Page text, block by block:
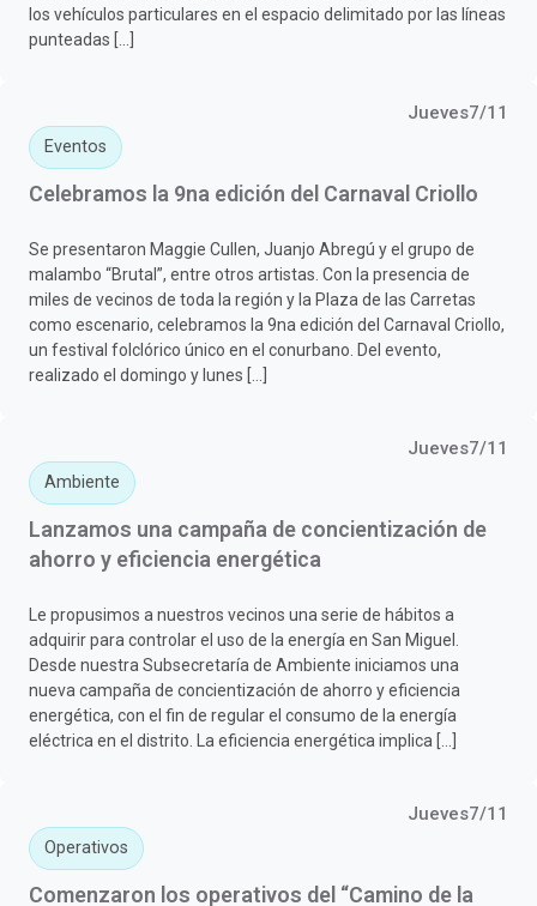
los vehículos particulares en el espacio delimitado por las líneas
punteadas […]
Jueves7/11
Eventos
Celebramos la 9na edición del Carnaval Criollo
Se presentaron Maggie Cullen, Juanjo Abregú y el grupo de
malambo “Brutal”, entre otros artistas. Con la presencia de
miles de vecinos de toda la región y la Plaza de las Carretas
como escenario, celebramos la 9na edición del Carnaval Criollo,
un festival folclórico único en el conurbano. Del evento,
realizado el domingo y lunes […]
Jueves7/11
Ambiente
Lanzamos una campaña de concientización de
ahorro y eficiencia energética
Le propusimos a nuestros vecinos una serie de hábitos a
adquirir para controlar el uso de la energía en San Miguel.
Desde nuestra Subsecretaría de Ambiente iniciamos una
nueva campaña de concientización de ahorro y eficiencia
energética, con el fin de regular el consumo de la energía
eléctrica en el distrito. La eficiencia energética implica […]
Jueves7/11
Operativos
Comenzaron los operativos del “Camino de la